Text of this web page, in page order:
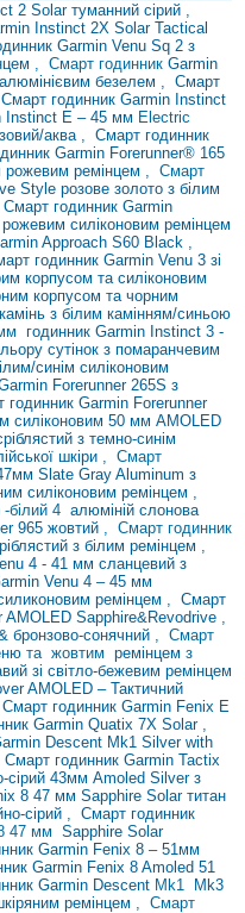
2 Solar туманний сірий ,
Instinct 2X Solar Tactical
Garmin Venu Sq 2 з
, Смарт годинник Garmin
безелем , Смарт
Смарт годинник Garmin Instinct
Instinct E – 45 мм Electric
аква , Смарт годинник
Garmin Forerunner® 165
рожевим ремінцем , Смарт
Style розове золото з білим
Смарт годинник Garmin
силіконовим ремінцем
Approach S60 Black ,
годинник Garmin Venu 3 зі
корпусом та силіконовим
корпусом та чорним
з білим камінням/синьою
годинник Garmin Instinct 3 -
сутінок з помаранчевим
синім силіконовим
Forerunner 265S з
годинник Garmin Forerunner
силіконовим 50 мм AMOLED
з темно-синім
шкіри , Смарт
Slate Gray Aluminum з
силіконовим ремінцем ,
-білий 4 алюміній слонова
965 жовтий , Смарт годинник
з білим ремінцем ,
4 - 41 мм сланцевий з
Venu 4 – 45 мм
ремінцем , Смарт
Sapphire&Revodrive ,
бронзово-сонячний , Смарт
та жовтим ремінцем з
зі світло-бежевим ремінцем
AMOLED – Тактичний
Смарт годинник Garmin Fenix ​​E
Garmin Quatix 7X Solar ,
Descent Mk1 Silver with
Смарт годинник Garmin Tactix
43мм Amoled Silver з
​​8 47 мм Sapphire Solar титан
сірий , Смарт годинник
47 мм Sapphire Solar
Garmin Fenix ​​8 – 51мм
Garmin Fenix ​​8 Amoled 51
Garmin Descent Mk1
Mk3
ремінцем , Смарт